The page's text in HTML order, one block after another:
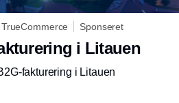
TrueCommerce Sponseret
i Litauen
fakturering i Litauen